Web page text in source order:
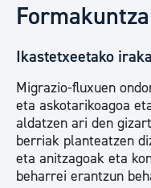
Formakuntza
Ikastetxeetako
Migrazio-fluxuen
eta askotarikoagoa
aldatzen ari den
berriak planteatzen
eta anitzagoak eta
beharrei erantzun